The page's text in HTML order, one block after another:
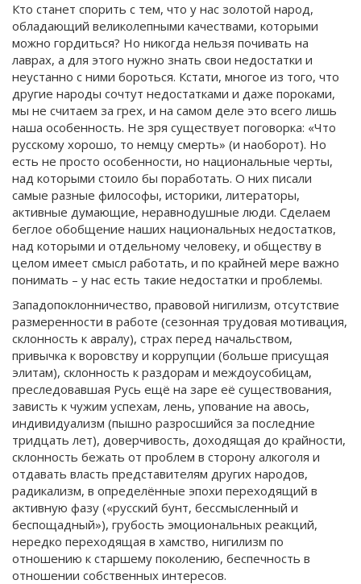
Кто станет спорить с тем, что у нас золотой народ,
обладающий великолепными качествами, которыми
можно гордиться? Но никогда нельзя почивать на
лаврах, а для этого нужно знать свои недостатки и
неустанно с ними бороться. Кстати, многое из того, что
другие народы сочтут недостатками и даже пороками,
мы не считаем за грех, и на самом деле это всего лишь
наша особенность. Не зря существует поговорка: «Что
русскому хорошо, то немцу смерть» (и наоборот). Но
есть не просто особенности, но национальные черты,
над которыми стоило бы поработать. О них писали
самые разные философы, историки, литераторы,
активные думающие, неравнодушные люди. Сделаем
беглое обобщение наших национальных недостатков,
над которыми и отдельному человеку, и обществу в
целом имеет смысл работать, и по крайней мере важно
понимать – у нас есть такие недостатки и проблемы.
Западопоклонничество, правовой нигилизм, отсутствие
размеренности в работе (сезонная трудовая мотивация,
склонность к авралу), страх перед начальством,
привычка к воровству и коррупции (больше присущая
элитам), склонность к раздорам и междоусобицам,
преследовавшая Русь ещё на заре её существования,
зависть к чужим успехам, лень, упование на авось,
индивидуализм (пышно разросшийся за последние
тридцать лет), доверчивость, доходящая до крайности,
склонность бежать от проблем в сторону алкоголя и
отдавать власть представителям других народов,
радикализм, в определённые эпохи переходящий в
активную фазу («русский бунт, бессмысленный и
беспощадный»), грубость эмоциональных реакций,
нередко переходящая в хамство, нигилизм по
отношению к старшему поколению, беспечность в
отношении собственных интересов.